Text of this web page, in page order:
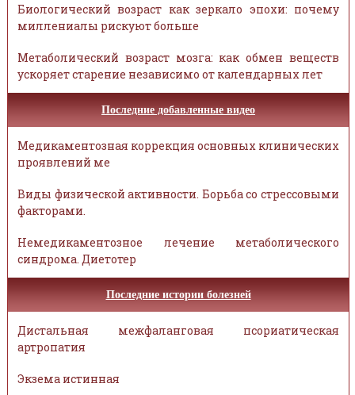
Биологический возраст как зеркало эпохи: почему
миллениалы рискуют больше
Метаболический возраст мозга: как обмен веществ
ускоряет старение независимо от календарных лет
Последние добавленные видео
Медикаментозная коррекция основных клинических
проявлений ме
Виды физической активности. Борьба со стрессовыми
факторами.
Немедикаментозное лечение метаболического
синдрома. Диетотер
Последние истории болезней
Дистальная межфаланговая псориатическая
артропатия
Экзема истинная